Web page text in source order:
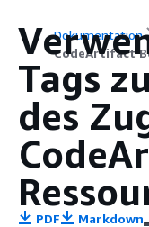
Dokumentation
CodeArtifact
Tags
des
PDF Markdown